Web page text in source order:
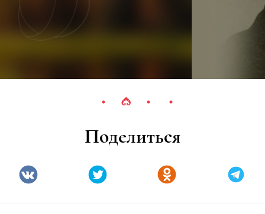
Поделиться